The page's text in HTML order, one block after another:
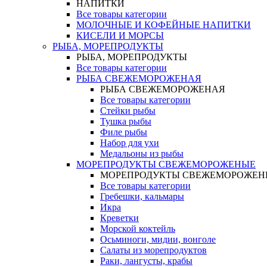
НАПИТКИ
Все товары категории
МОЛОЧНЫЕ И КОФЕЙНЫЕ НАПИТКИ
КИСЕЛИ И МОРСЫ
РЫБА, МОРЕПРОДУКТЫ
РЫБА, МОРЕПРОДУКТЫ
Все товары категории
РЫБА СВЕЖЕМОРОЖЕНАЯ
РЫБА СВЕЖЕМОРОЖЕНАЯ
Все товары категории
Стейки рыбы
Тушка рыбы
Филе рыбы
Набор для ухи
Медальоны из рыбы
МОРЕПРОДУКТЫ СВЕЖЕМОРОЖЕНЫЕ
МОРЕПРОДУКТЫ
Все товары категории
Гребешки, кальмары
Икра
Креветки
Морской коктейль
Осьминоги, мидии, вонголе
Салаты из морепродуктов
Раки, лангусты, крабы